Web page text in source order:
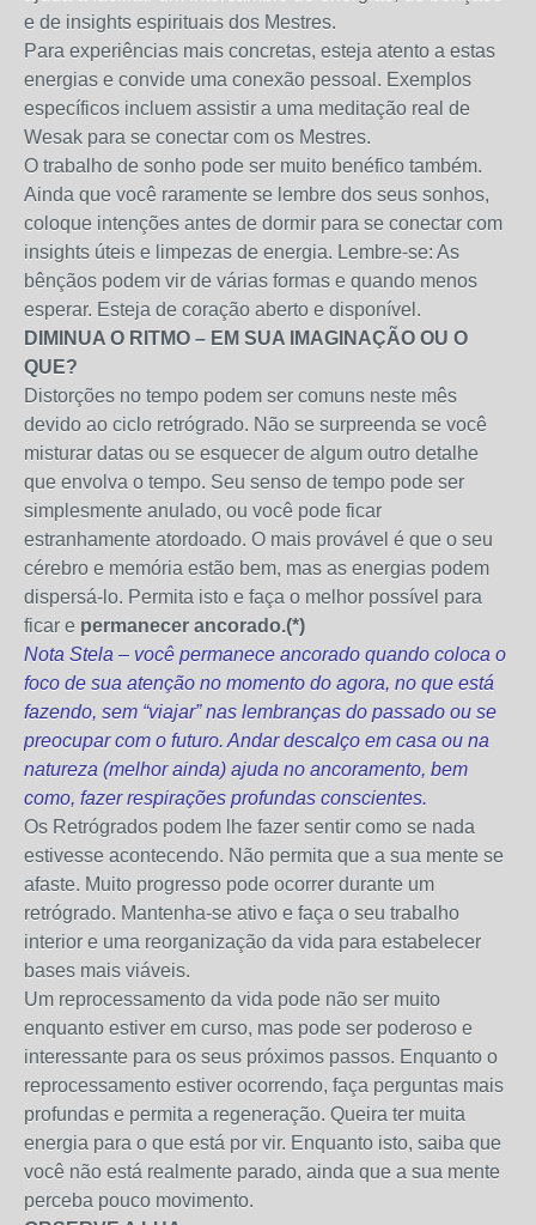
e de insights espirituais dos Mestres.
Para experiências mais concretas, esteja atento a estas
energias e convide uma conexão pessoal. Exemplos
específicos incluem assistir a uma meditação real de
Wesak para se conectar com os Mestres.
O trabalho de sonho pode ser muito benéfico também.
Ainda que você raramente se lembre dos seus sonhos,
coloque intenções antes de dormir para se conectar com
insights úteis e limpezas de energia. Lembre-se: As
bênçãos podem vir de várias formas e quando menos
esperar. Esteja de coração aberto e disponível.
DIMINUA O RITMO – EM SUA IMAGINAÇÃO OU O
QUE?
Distorções no tempo podem ser comuns neste mês
devido ao ciclo retrógrado. Não se surpreenda se você
misturar datas ou se esquecer de algum outro detalhe
que envolva o tempo. Seu senso de tempo pode ser
simplesmente anulado, ou você pode ficar
estranhamente atordoado. O mais provável é que o seu
cérebro e memória estão bem, mas as energias podem
dispersá-lo. Permita isto e faça o melhor possível para
ficar e permanecer ancorado.(*)
Nota Stela – você permanece ancorado quando coloca o
foco de sua atenção no momento do agora, no que está
fazendo, sem “viajar” nas lembranças do passado ou se
preocupar com o futuro. Andar descalço em casa ou na
natureza (melhor ainda) ajuda no ancoramento, bem
como, fazer respirações profundas conscientes.
Os Retrógrados podem lhe fazer sentir como se nada
estivesse acontecendo. Não permita que a sua mente se
afaste. Muito progresso pode ocorrer durante um
retrógrado. Mantenha-se ativo e faça o seu trabalho
interior e uma reorganização da vida para estabelecer
bases mais viáveis.
Um reprocessamento da vida pode não ser muito
enquanto estiver em curso, mas pode ser poderoso e
interessante para os seus próximos passos. Enquanto o
reprocessamento estiver ocorrendo, faça perguntas mais
profundas e permita a regeneração. Queira ter muita
energia para o que está por vir. Enquanto isto, saiba que
você não está realmente parado, ainda que a sua mente
perceba pouco movimento.